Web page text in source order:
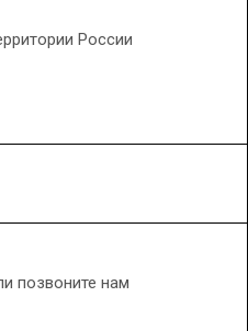
России
позвоните нам